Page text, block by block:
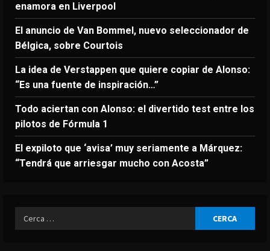
enamora en Liverpool
El anuncio de Van Bommel, nuevo seleccionador de
Bélgica, sobre Courtois
La idea de Verstappen que quiere copiar de Alonso:
“Es una fuente de inspiración…”
Todo aciertan con Alonso: el divertido test entre los
pilotos de Fórmula 1
El expiloto que ‘avisa’ muy seriamente a Márquez:
“Tendrá que arriesgar mucho con Acosta”
Ricerca
per: